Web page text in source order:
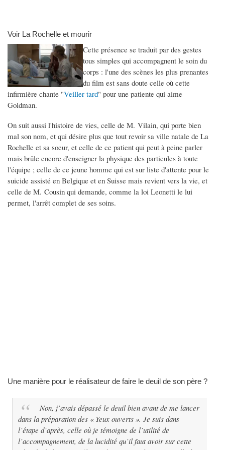
Voir La Rochelle et mourir
Cette présence se traduit par des gestes
tous simples qui accompagnent le soin du
corps : l'une des scènes les plus prenantes
du film est sans doute celle où cette
infirmière chante "Veiller tard" pour une patiente qui aime
Goldman.
On suit aussi l'histoire de vies, celle de M. Vilain, qui porte bien
mal son nom, et qui désire plus que tout revoir sa ville natale de La
Rochelle et sa soeur, et celle de ce patient qui peut à peine parler
mais brûle encore d'enseigner la physique des particules à toute
l'équipe ; celle de ce jeune homme qui est sur liste d'attente pour le
suicide assisté en Belgique et en Suisse mais revient vers la vie, et
celle de M. Cousin qui demande, comme la loi Leonetti le lui
permet, l'arrêt complet de ses soins.
Une manière pour le réalisateur de faire le deuil de son père ?
Non, j’avais dépassé le deuil bien avant de me lancer
dans la préparation des « Yeux ouverts ». Je suis dans
l’étape d’après, celle où je témoigne de l’utilité de
l’accompagnement, de la lucidité qu’il faut avoir sur cette